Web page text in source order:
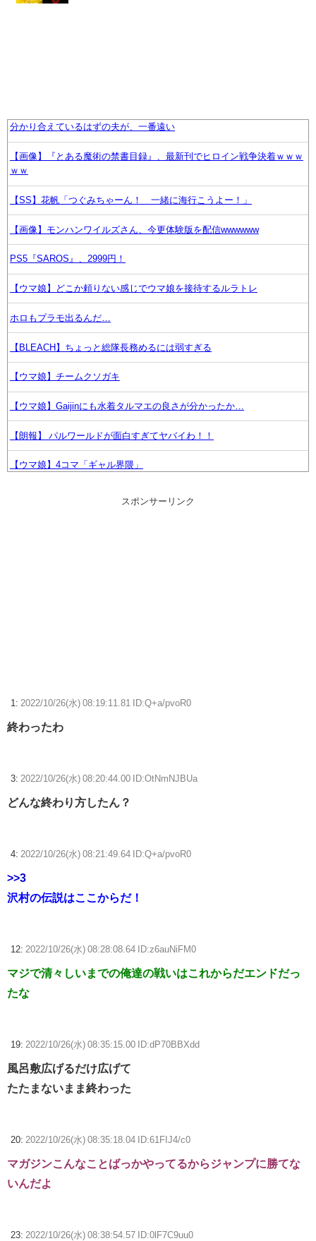
分かり合えているはずの夫が、一番遠い
【画像】『とある魔術の禁書目録』、最新刊でヒロイン戦争決着ｗｗｗ
ｗｗ
【SS】花帆「つぐみちゃーん！ 一緒に海行こうよー！」
【画像】モンハンワイルズさん、今更体験版を配信wwwwww
PS5『SAROS』、2999円！
【ウマ娘】どこか頼りない感じでウマ娘を接待するルラトレ
ホロもプラモ出るんだ…
【BLEACH】ちょっと総隊長務めるには弱すぎる
【ウマ娘】チームクソガキ
【ウマ娘】Gaijinにも水着タルマエの良さが分かったか…
【朗報】 パルワールドが面白すぎてヤバイわ！！
【ウマ娘】4コマ「ギャル界隈」
【競馬】G1・2勝 アスコリピチェーノが引退 繁殖入りへ
スポンサーリンク
1: 2022/10/26(水) 08:19:11.81 ID:Q+a/pvoR0
終わったわ
3: 2022/10/26(水) 08:20:44.00 ID:OtNmNJBUa
どんな終わり方したん？
4: 2022/10/26(水) 08:21:49.64 ID:Q+a/pvoR0
>>3
沢村の伝説はここからだ！
12: 2022/10/26(水) 08:28:08.64 ID:z6auNiFM0
マジで清々しいまでの俺達の戦いはこれからだエンドだっ
たな
19: 2022/10/26(水) 08:35:15.00 ID:dP70BBXdd
風呂敷広げるだけ広げて
たたまないまま終わった
20: 2022/10/26(水) 08:35:18.04 ID:61FIJ4/c0
マガジンこんなことばっかやってるからジャンプに勝てな
いんだよ
23: 2022/10/26(水) 08:38:54.57 ID:0lF7C9uu0